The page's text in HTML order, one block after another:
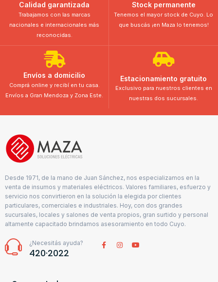
Calidad garantizada
Trabajamos con las marcas
nacionales e internacionales más
reconocidas.
Stock permanente
Tenemos el mayor stock de Cuyo. Lo
que buscás ¡en Maza lo tenemos!
Envíos a domicilio
Comprá online y recibí en tu casa.
Envíos a Gran Mendoza y Zona Este.
Estacionamiento gratuito
Exclusivo para nuestros clientes en
nuestras dos sucursales.
Desde 1971, de la mano de Juan Sánchez, nos especializamos en la
venta de insumos y materiales eléctricos. Valores familiares, esfuerzo y
servicio nos convirtieron en la solución la elegida por clientes
particulares, comerciales e industriales. Hoy, con dos grandes
sucursales, locales y salones de venta propios, gran surtido y personal
altamente capacitado brindamos asesoramiento en todo Cuyo.
¿Necesitás ayuda?
420·2022